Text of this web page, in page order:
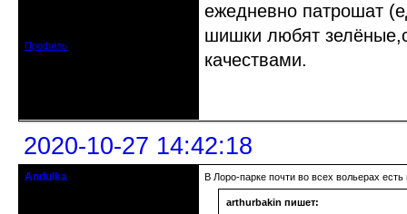
Профиль
ежедневно патрошат
шишки любят
качествами.
2020-10-27 14:42:18
Andulka В Лоро-парке почти во всех вольерах
arthurbakin пишет: